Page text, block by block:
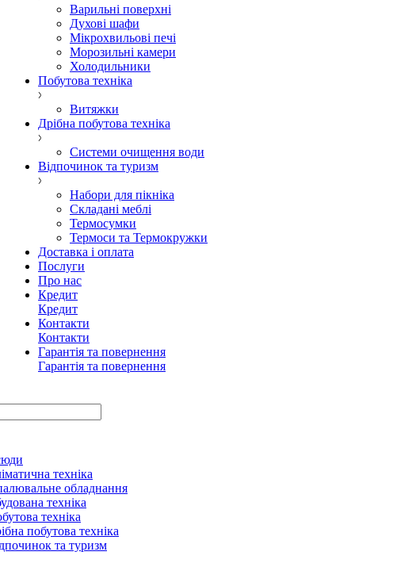
Варильні поверхні
Духові шафи
Мікрохвильові печі
Морозильні камери
Холодильники
Побутова техніка
Витяжки
Дрібна побутова техніка
Системи очищення води
Відпочинок та туризм
Набори для пікніка
Складані меблі
Термосумки
Термоси та Термокружки
Доставка і оплата
Послуги
Про нас
Кредит
Кредит
Контакти
Контакти
Гарантія та повернення
Гарантія та повернення
техніка
обладнання
техніка
техніка
побутова техніка
та туризм